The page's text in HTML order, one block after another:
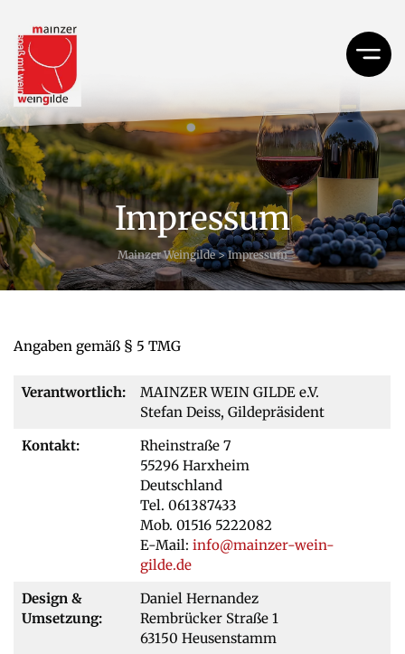
Impressum
Mainzer Weingilde>Impressum
Angaben gemäß § 5 TMG
Verantwortlich:
MAINZER WEIN GILDE e.V.
Stefan Deiss, Gildepräsident
Kontakt:
Rheinstraße 7
55296 Harxheim
Deutschland
Tel. 061387433
Mob. 01516 5222082
E-Mail: info@mainzer-wein-
gilde.de
Design &
Umsetzung:
Daniel Hernandez
Rembrücker Straße 1
63150 Heusenstamm